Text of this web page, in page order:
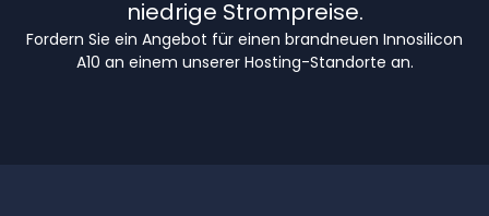
niedrige Strompreise.
Fordern Sie ein Angebot für einen brandneuen Innosilicon
A10 an einem unserer Hosting-Standorte an.